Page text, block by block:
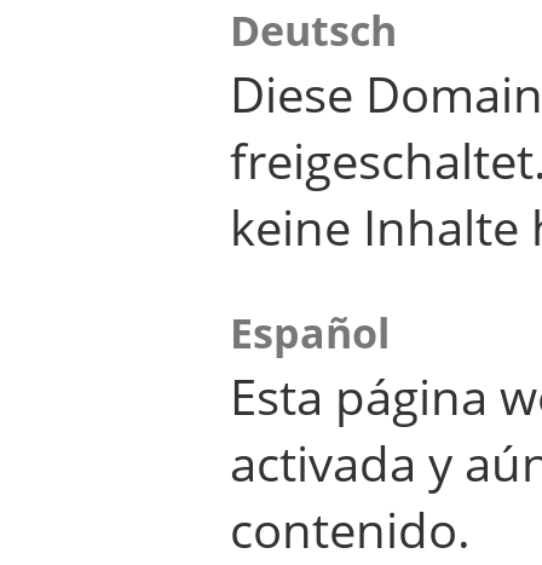
Deutsch
Diese
keine Inhalte
Español
Esta página
activada y
contenido.